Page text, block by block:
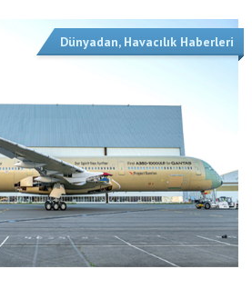
Dünyadan, Havacılık Haberleri